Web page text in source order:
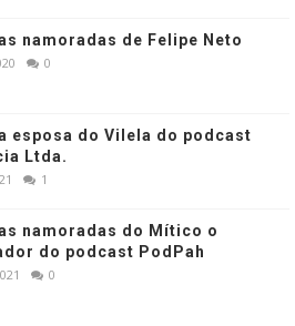
namoradas de Felipe Neto
0
esposa do Vilela do podcast
Ltda.
1
namoradas do Mítico o
do podcast PodPah
0